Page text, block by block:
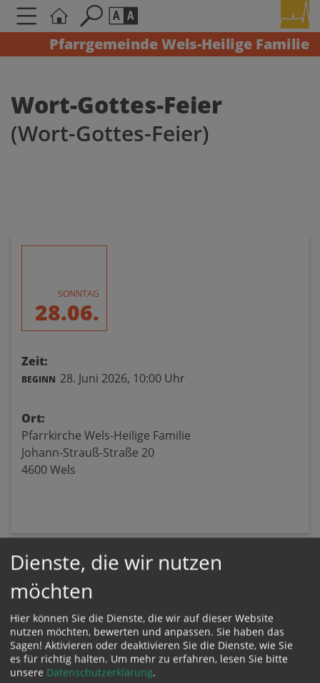
Pfarrgemeinde Wels-Heilige Familie
Schriftgröße
AAA
Wort-Gottes-Feier
(Wort-Gottes-Feier)
SONNTAG
28.06.
Zeit:
BEGINN 28. Juni 2026, 10:00 Uhr
Ort:
Pfarrkirche Wels-Heilige Familie
Johann-Strauß-Straße 20
4600 Wels
zurück
Dienste, die wir nutzen
möchten
Hier können Sie die Dienste, die wir auf dieser Website
nutzen möchten, bewerten und anpassen. Sie haben das
Sagen! Aktivieren oder deaktivieren Sie die Dienste, wie Sie
es für richtig halten. Um mehr zu erfahren, lesen Sie bitte
unsere Datenschutzerklärung.